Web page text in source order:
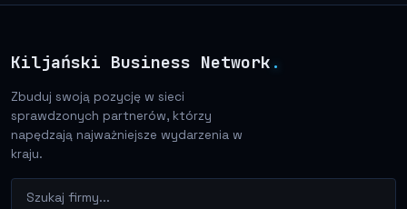
Kiljański Business Network .
Zbuduj swoją pozycję w sieci
sprawdzonych partnerów, którzy
napędzają najważniejsze wydarzenia w
kraju.